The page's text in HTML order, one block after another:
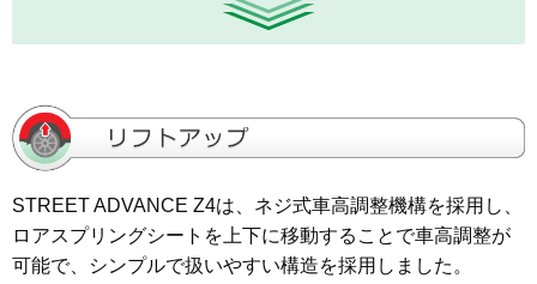
STREET ADVANCE Z4は、ネジ式車高調整機構を採用し、
ロアスプリングシートを上下に移動することで車高調整が
可能で、シンプルで扱いやすい構造を採用しました。